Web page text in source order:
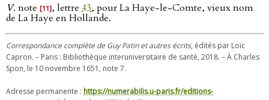
V. note [11], lettre 43, pour La Haye-le-Comte, vieux nom
de La Haye en Hollande.
Correspondance complète de Guy Patin et autres écrits, édités par Loïc
Capron. – Paris : Bibliothèque interuniversitaire de santé, 2018. – À Charles
Spon, le 10 novembre 1651, note 7.
Adresse permanente : https://numerabilis.u-paris.fr/editions-